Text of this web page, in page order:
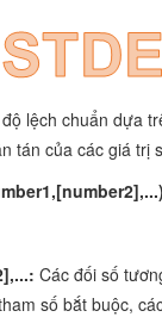
lệch chuẩn dựa
tán của các giá trị
Các đối số
số bắt buộc,